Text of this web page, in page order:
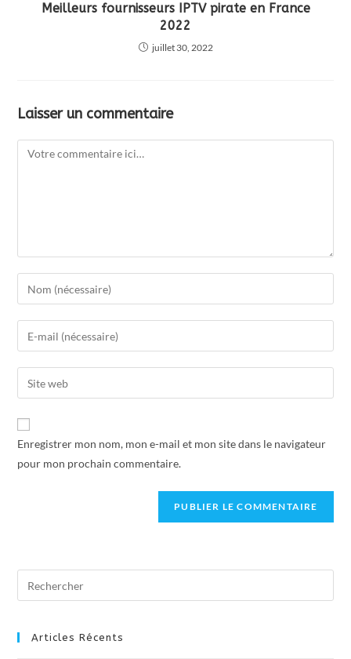
Meilleurs fournisseurs IPTV pirate en France
2022
juillet 30, 2022
Laisser un commentaire
Enregistrer mon nom, mon e-mail et mon site dans le navigateur
pour mon prochain commentaire.
Articles Récents